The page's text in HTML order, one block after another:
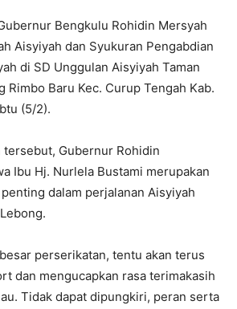
Bengkulu Rohidin Mersyah
Aisyiyah dan Syukuran Pengabdian
di SD Unggulan Aisyiyah Taman
Rimbo Baru Kec. Curup Tengah Kab.
(5/2).
tersebut, Gubernur Rohidin
Ibu Hj. Nurlela Bustami merupakan
dalam perjalanan Aisyiyah
perserikatan, tentu akan terus
dan mengucapkan rasa terimakasih
Tidak dapat dipungkiri, peran serta